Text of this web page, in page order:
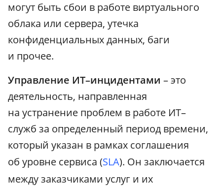
могут быть сбои в работе виртуального
облака или сервера, утечка
конфиденциальных данных, баги
и прочее.
Управление ИТ–инцидентами – это
деятельность, направленная
на устранение проблем в работе ИТ–
служб за определенный период времени,
который указан в рамках соглашения
об уровне сервиса (SLA). Он заключается
между заказчиками услуг и их